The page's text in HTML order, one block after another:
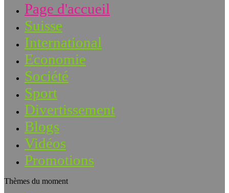
Page d'accueil
Suisse
International
Economie
Société
Sport
Divertissement
Blogs
Vidéos
Promotions
Thèmes du moment